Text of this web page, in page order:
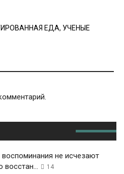
ЕДА, УЧЕНЫЕ
не исчезают
14